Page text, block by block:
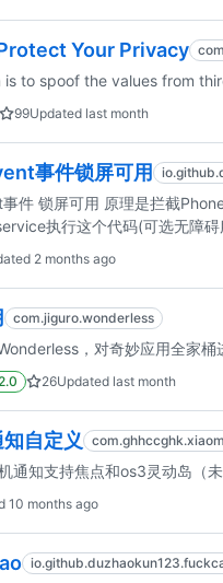
Your Privacy
is to spoof the values from
99Updated last month
事件锁屏可用
件 锁屏可用 原理是拦截
执行这个代码(可选无障
2 months ago
com.jiguro.wonderless
，对奇妙应用全家桶
26Updated last month
自定义
通知支持焦点和os3灵动岛（未
10 months ago